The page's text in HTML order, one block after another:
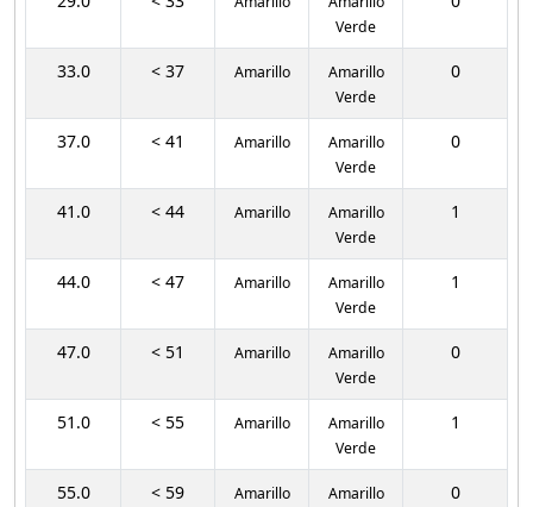
Verde
33.0 < 37 Amarillo
Amarillo
Verde
0
37.0 < 41 Amarillo
Amarillo
Verde
0
41.0 < 44 Amarillo
Amarillo
Verde
1
44.0 < 47 Amarillo
Amarillo
Verde
1
47.0 < 51 Amarillo
Amarillo
Verde
0
51.0 < 55 Amarillo
Amarillo
Verde
1
55.0 < 59 Amarillo Amarillo 0